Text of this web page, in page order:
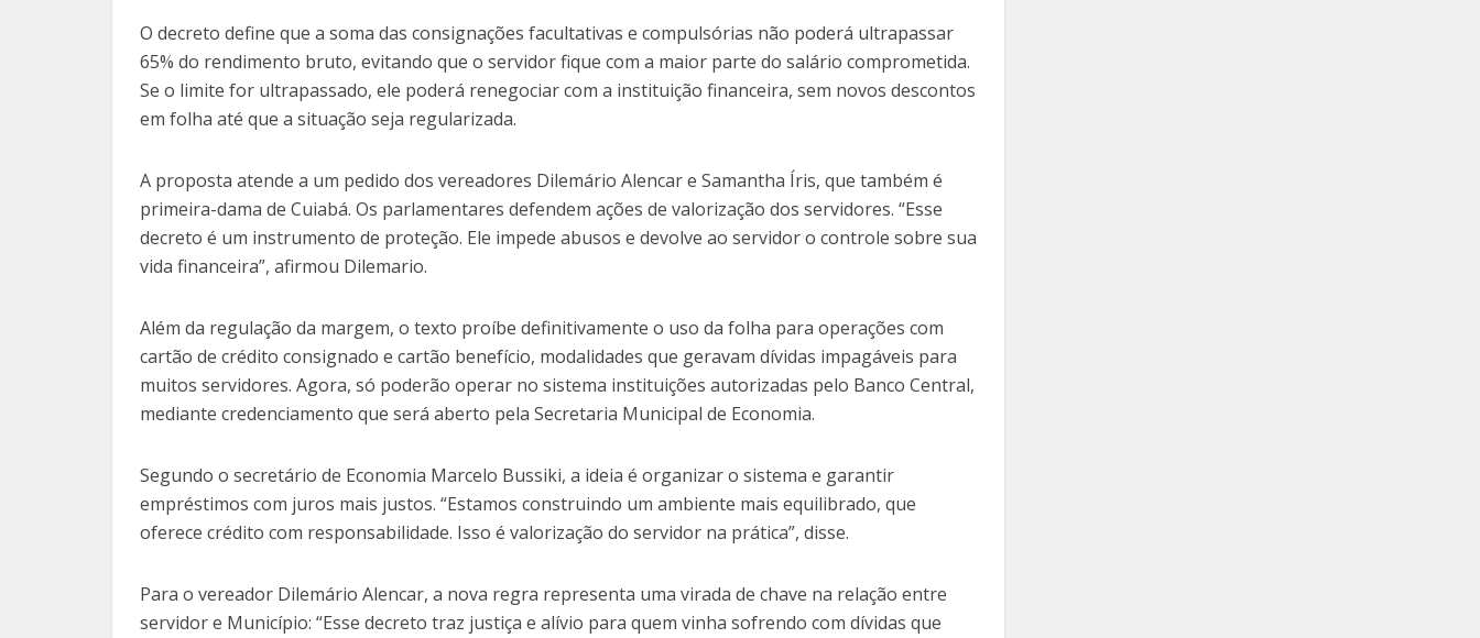
O decreto define que a soma das consignações facultativas e compulsórias não poderá ultrapassar
65% do rendimento bruto, evitando que o servidor fique com a maior parte do salário comprometida.
Se o limite for ultrapassado, ele poderá renegociar com a instituição financeira, sem novos descontos
em folha até que a situação seja regularizada.
A proposta atende a um pedido dos vereadores Dilemário Alencar e Samantha Íris, que também é
primeira-dama de Cuiabá. Os parlamentares defendem ações de valorização dos servidores. “Esse
decreto é um instrumento de proteção. Ele impede abusos e devolve ao servidor o controle sobre sua
vida financeira”, afirmou Dilemario.
Além da regulação da margem, o texto proíbe definitivamente o uso da folha para operações com
cartão de crédito consignado e cartão benefício, modalidades que geravam dívidas impagáveis para
muitos servidores. Agora, só poderão operar no sistema instituições autorizadas pelo Banco Central,
mediante credenciamento que será aberto pela Secretaria Municipal de Economia.
Segundo o secretário de Economia Marcelo Bussiki, a ideia é organizar o sistema e garantir
empréstimos com juros mais justos. “Estamos construindo um ambiente mais equilibrado, que
oferece crédito com responsabilidade. Isso é valorização do servidor na prática”, disse.
Para o vereador Dilemário Alencar, a nova regra representa uma virada de chave na relação entre
servidor e Município: “Esse decreto traz justiça e alívio para quem vinha sofrendo com dívidas que